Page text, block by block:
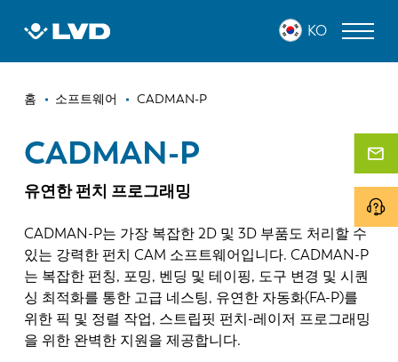
KO
이
경
로
홈 소프트웨어 CADMAN-P
CADMAN-P
유연한 펀치 프로그래밍
CADMAN-P는 가장 복잡한 2D 및 3D 부품도 처리할 수
있는 강력한 펀치 CAM 소프트웨어입니다. CADMAN-P
는 복잡한 펀칭, 포밍, 벤딩 및 테이핑, 도구 변경 및 시퀀
싱 최적화를 통한 고급 네스팅, 유연한 자동화(FA-P)를
위한 픽 및 정렬 작업, 스트립핏 펀치-레이저 프로그래밍
을 위한 완벽한 지원을 제공합니다.
CADMAN-P
레이저 커팅 머신
전단 기계
소프트웨어
고객 사례